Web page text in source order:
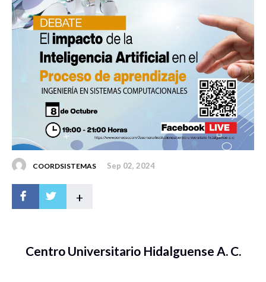
COORDSISTEMAS Sep 02, 2024
+
Centro Universitario Hidalguense A. C.